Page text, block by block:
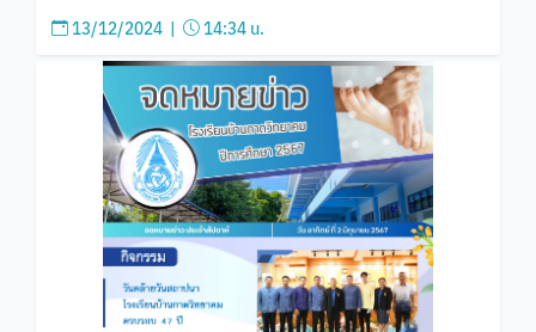
13/12/2024 | 14:34 น.